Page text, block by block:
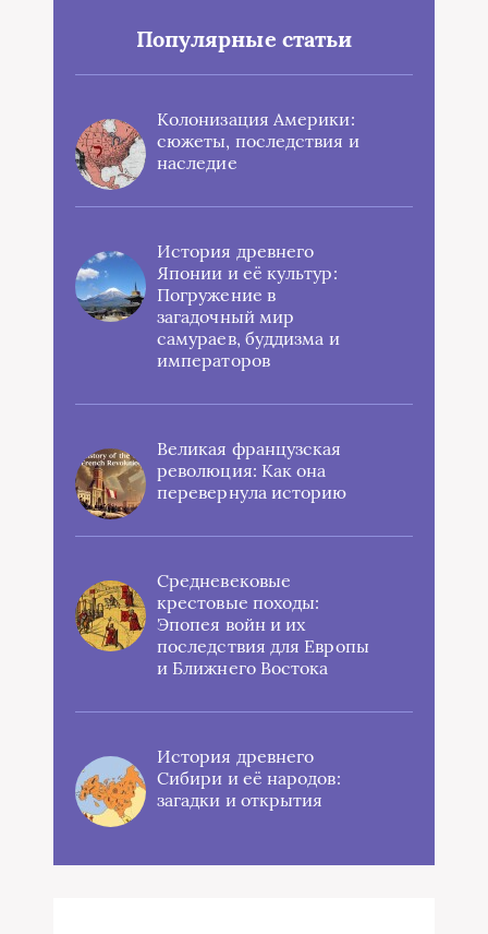
Популярные статьи
Колонизация Америки:
сюжеты, последствия и
наследие
История древнего
Японии и её культур:
Погружение в
загадочный мир
самураев, буддизма и
императоров
Великая французская
революция: Как она
перевернула историю
Средневековые
крестовые походы:
Эпопея войн и их
последствия для Европы
и Ближнего Востока
История древнего
Сибири и её народов:
загадки и открытия